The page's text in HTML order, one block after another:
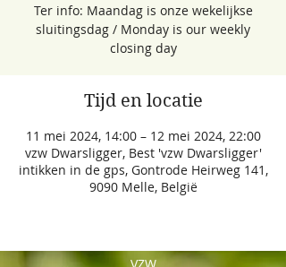
Ter info: Maandag is onze wekelijkse
sluitingsdag / Monday is our weekly
closing day
Tijd en locatie
11 mei 2024, 14:00 – 12 mei 2024, 22:00
vzw Dwarsligger, Best 'vzw Dwarsligger'
intikken in de gps, Gontrode Heirweg 141,
9090 Melle, België
VZW